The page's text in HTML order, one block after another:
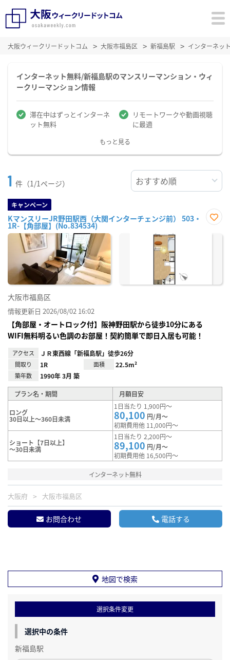
大阪ウィークリードットコム 大阪市福島区 新福島駅 インターネッ
インターネット無料/新福島駅のマンスリーマンション・ウィ
ークリーマンション情報
滞在中はずっとインターネ
ット無料
リモートワークや動画視聴
に最適
もっと見る
1 件（1/1ページ）
キャンペーン
KマンスリーJR野田駅西（大関インターチェンジ前） 503・
1R-【角部屋】(No.834534)
に入
大阪市福島区
情報更新日 2026/08/02 16:02
【角部屋・オートロック付】阪神野田駅から徒歩10分にある
WIFI無料明るい色調のお部屋！契約簡単で即日入居も可能！
アクセス ＪＲ東西線「新福島駅」徒歩26分
間取り 1R 面積 22.5m²
築年数 1990年 3月 築
プラン名・期間 月額目安
ロング
30日以上～360日未満
1日当たり 1,900円～
80,100 円/月～
初期費用他 11,000円～
ショート【7日以上】
～30日未満
1日当たり 2,200円～
89,100 円/月～
初期費用他 16,500円～
インターネット無料
大阪府 大阪市福島区
お問合わせ 電話する
地図で検索
選択条件変更
選択中の条件
新福島駅